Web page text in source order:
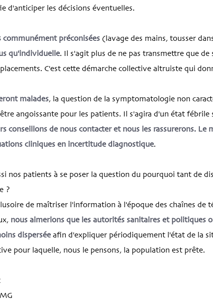
d'anticiper les décisions éventuelles.
communément préconisées(lavage des mains, tousser
qu'individuelle. Il s'agit plus de ne pas transmettre que de
C'est cette démarche collective altruiste qui
malades, la question de la symptomatologie non
angoissante pour les patients. Il s'agira d'un état
conseillons de nous contacter et nous les rassurerons. Le
cliniques en incertitude diagnostique.
nos patients à se poser la question du pourquoi tant de
?
de maîtriser l'information à l'époque des chaînes de
nous aimerions que les autorités sanitaires et politiques
disperséeafin d'expliquer périodiquement l'état de la
pour laquelle, nous le pensons, la population est prête.